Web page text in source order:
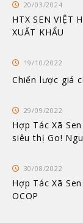
20/03/2024
HTX SEN VIỆT
XUẤT KHẨU
19/10/2022
Chiến lược giá
29/09/2022
Hợp Tác Xã
siêu thị Go!
30/08/2022
Hợp Tác Xã
OCOP